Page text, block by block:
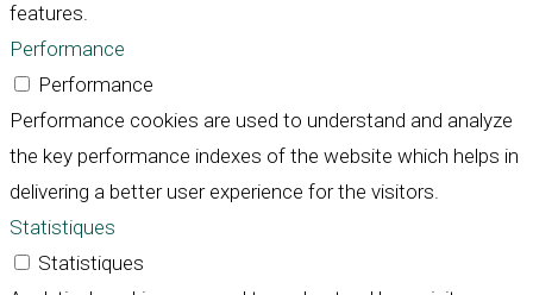
features.
Performance
Performance
Performance cookies are used to understand and analyze
the key performance indexes of the website which helps in
delivering a better user experience for the visitors.
Statistiques
Statistiques